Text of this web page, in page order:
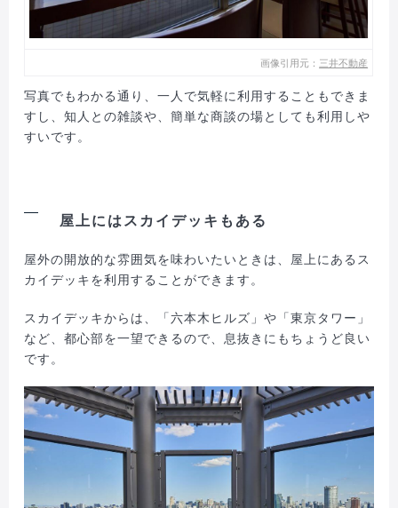
画像引用元： 三井不動産
写真でもわかる通り、一人で気軽に利用することもできま
すし、知人との雑談や、簡単な商談の場としても利用しや
すいです。
屋上にはスカイデッキもある
屋外の開放的な雰囲気を味わいたいときは、屋上にあるス
カイデッキを利用することができます。
スカイデッキからは、「六本木ヒルズ」や「東京タワー」
など、都心部を一望できるので、息抜きにもちょうど良い
です。